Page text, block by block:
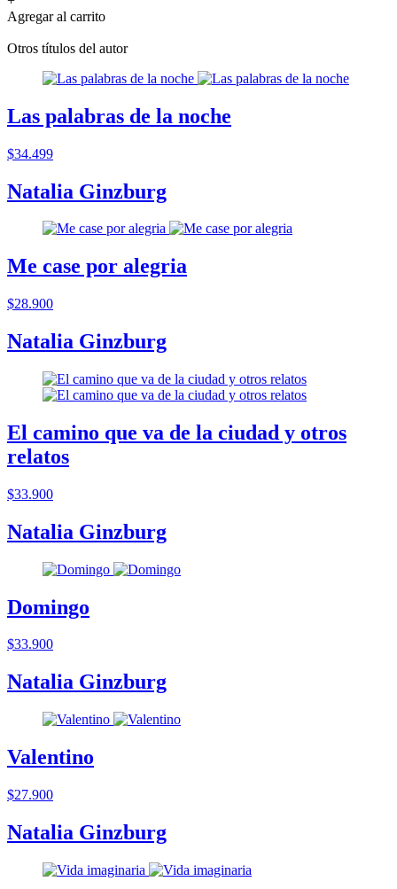
Agregar al carrito
Otros títulos del autor
Las palabras de la noche
$34.499
Natalia Ginzburg
Me case por alegria
$28.900
Natalia Ginzburg
El camino que va de la ciudad y otros
relatos
$33.900
Natalia Ginzburg
Domingo
$33.900
Natalia Ginzburg
Valentino
$27.900
Natalia Ginzburg